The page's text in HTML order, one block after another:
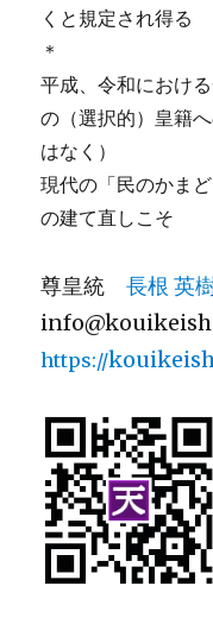
継
傍
系
移
行
＝
天
皇
国
譲
り
に
よ
て
こ
そ
に
くと規定され得る
＊
平成、令和におけ
の（選択的）皇籍
はなく）
現代の「民のかま
の建て直しこそ
尊皇統長根 英
https://